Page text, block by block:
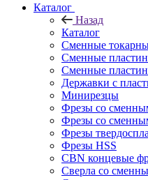
Каталог
Назад
Каталог
Сменные
Сменные
Сменные
Державки с
Минирезцы
Фрезы со
Фрезы со
Фрезы
Фрезы HSS
CBN концевые
Сверла со